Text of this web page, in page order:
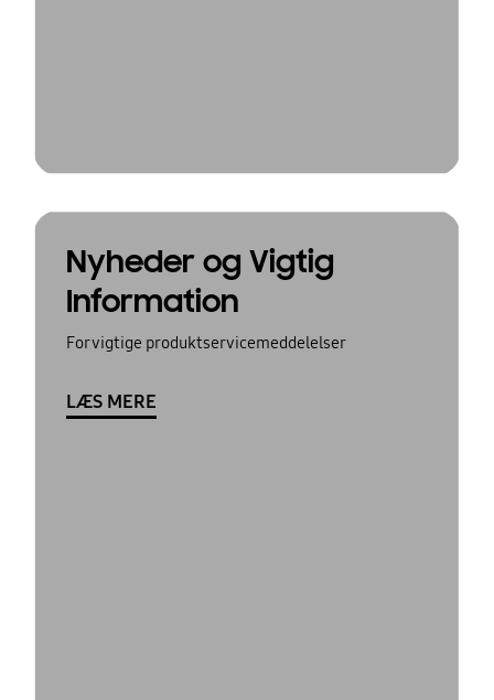
Nyheder og Vigtig
Information
For vigtige produktservicemeddelelser
LÆS MERE